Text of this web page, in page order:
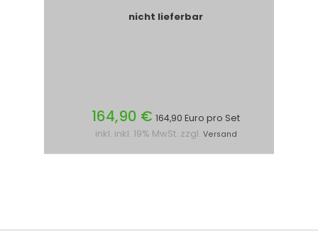
nicht lieferbar
164,90 € 164,90 Euro pro Set
inkl. inkl. 19% MwSt. zzgl. Versand